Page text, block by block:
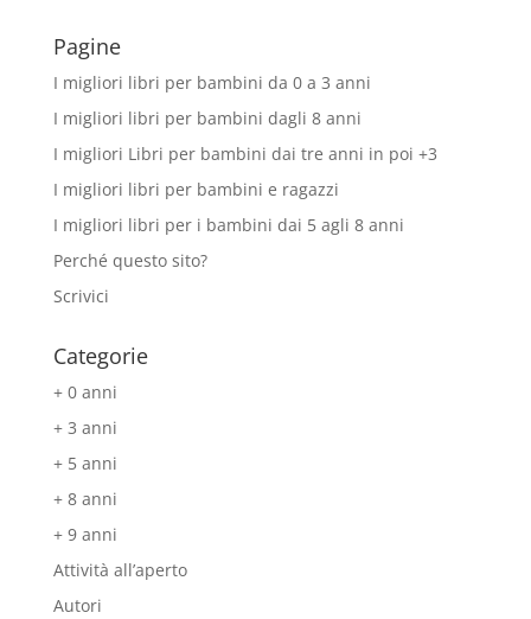
Pagine
I migliori libri per bambini da 0 a 3 anni
I migliori libri per bambini dagli 8 anni
I migliori Libri per bambini dai tre anni in poi +3
I migliori libri per bambini e ragazzi
I migliori libri per i bambini dai 5 agli 8 anni
Perché questo sito?
Scrivici
Categorie
+ 0 anni
+ 3 anni
+ 5 anni
+ 8 anni
+ 9 anni
Attività all’aperto
Autori